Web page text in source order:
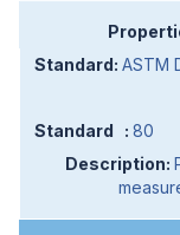
ASTM
80